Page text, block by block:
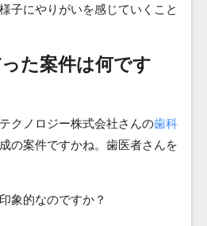
子にやりがいを感じていくこと
た案件は何です
クノロジー株式会社さんの歯科
の案件ですかね。歯医者さんを
象的なのですか？